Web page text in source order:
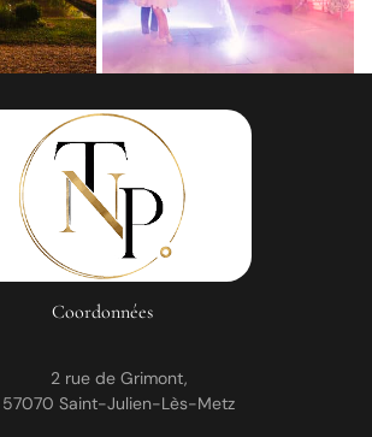
Coordonnées
2 rue de Grimont,
57070 Saint-Julien-Lès-Metz